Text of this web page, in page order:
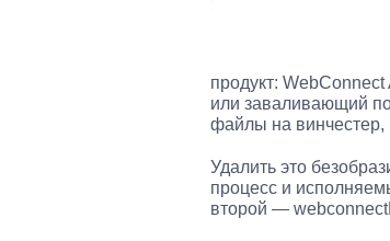
продукт:
или заваливающий
файлы на винчестер,
Удалить это
процесс и
второй —